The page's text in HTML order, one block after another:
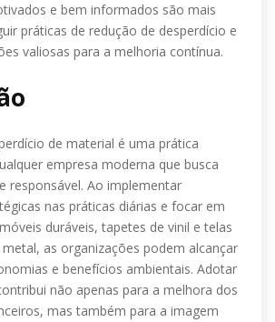
e bem informados são mais
práticas de redução de desperdício e
valiosas para a melhoria contínua.
de material é uma prática
empresa moderna que busca
responsável. Ao implementar
nas práticas diárias e focar em
duráveis, tapetes de vinil e telas
as organizações podem alcançar
e benefícios ambientais. Adotar
não apenas para a melhora dos
mas também para a imagem